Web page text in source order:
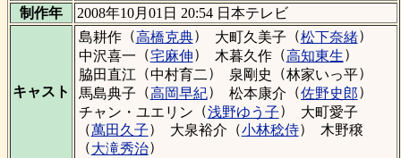
制作年
2008年10月01日 20:54 日本テレビ
キャスト
島耕作（高橋克典） 大町久美子 （松下奈緒）
中沢喜一 （宅麻伸） 木暮久作（高知東生）
脇田直江 （中村育二 ） 泉剛史 （林家いっ平）
馬島典子 （高岡早紀） 松本康介 （佐野史郎）
チャン・ユエリン （浅野ゆう子）
大町愛子
（萬田久子） 大泉裕介 （小林稔侍）
木野穣
（大滝秀治）